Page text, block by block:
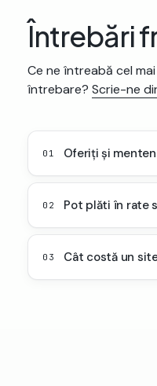
Întrebări
Ce ne întreabă cel
întrebare? Scrie-ne
01 Oferiți și
02 Pot plăti în rate
03 Cât costă un